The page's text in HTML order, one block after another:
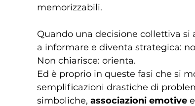
memorizzabili.
Quando una decisione collettiva
a informare e diventa strategica:
Non chiarisce: orienta.
Ed è proprio in queste fasi che si
semplificazioni drastiche di
simboliche, associazioni emotive e